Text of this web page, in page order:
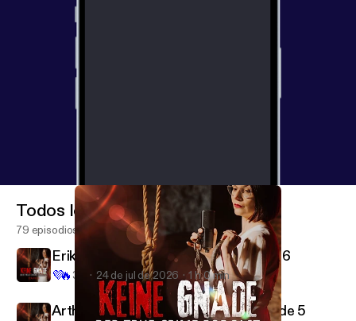
Todos los episodios
79 episodios
Erika & BJ Sifrit - Staffel 3, Episode 6
💜🔥 30 24 de jul de 2026 1 h 0 min
Arthur Shawcross - Staffel 3, Episode 5